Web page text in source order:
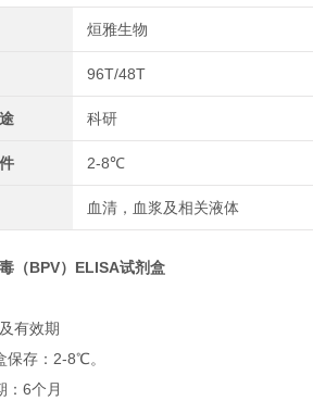
烜雅生物
96T/48T
科研
2-8℃
血清，血浆及相关液体
（BPV）ELISA试剂盒
有效期
保存：2-8℃。
：6个月